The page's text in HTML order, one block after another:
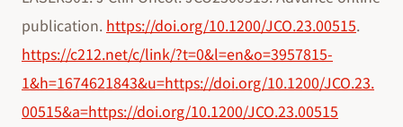
publication. https://doi.org/10.1200/JCO.23.00515.
https://c212.net/c/link/?t=0&l=en&o=3957815-
1&h=1674621843&u=https://doi.org/10.1200/JCO.23.
00515&a=https://doi.org/10.1200/JCO.23.00515